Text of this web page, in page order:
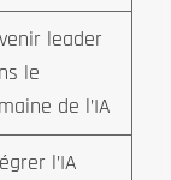
leader
le
de l’IA
l’IA